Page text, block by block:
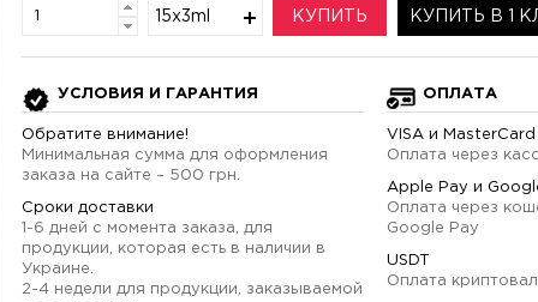
15x3ml КУПИТЬ КУПИТЬ В 1
УСЛОВИЯ И ГАРАНТИЯ
Обратите внимание!
Минимальная сумма для оформления
заказа на сайте – 500 грн.
Сроки доставки
1-6 дней с момента заказа, для
продукции, которая есть в наличии в
Украине.
2-4 недели для продукции, заказываемой
ОПЛАТА
VISA и MasterCard
Оплата через
Apple Pay и
Оплата через
Google Pay
USDT
Оплата